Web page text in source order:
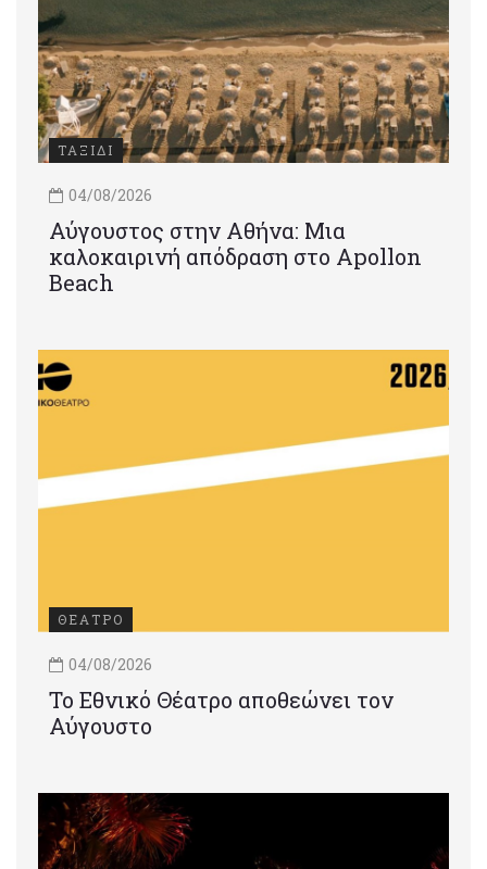
ΤΑΞΙΔΙ
04/08/2026
Αύγουστος στην Αθήνα: Μια
καλοκαιρινή απόδραση στο Apollon
Beach
ΘΕΑΤΡΟ
04/08/2026
Το Εθνικό Θέατρο αποθεώνει τον
Αύγουστο